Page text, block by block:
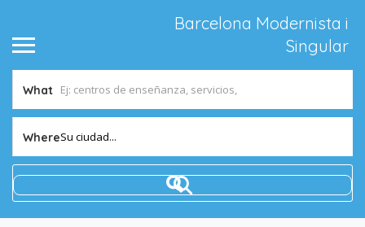
Barcelona Modernista i
Singular
What
WhereSu ciudad...